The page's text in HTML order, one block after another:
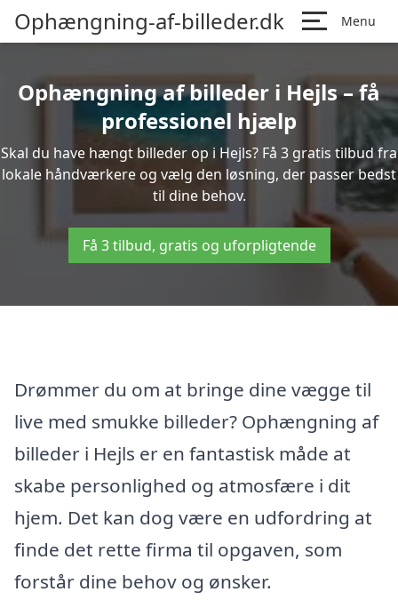
Ophængning-af-billeder.dk Menu
Ophængning af billeder i Hejls – få
professionel hjælp
Skal du have hængt billeder op i Hejls? Få 3 gratis tilbud fra
lokale håndværkere og vælg den løsning, der passer bedst
til dine behov.
Få 3 tilbud, gratis og uforpligtende
Drømmer du om at bringe dine vægge til
live med smukke billeder? Ophængning af
billeder i Hejls er en fantastisk måde at
skabe personlighed og atmosfære i dit
hjem. Det kan dog være en udfordring at
finde det rette firma til opgaven, som
forstår dine behov og ønsker.